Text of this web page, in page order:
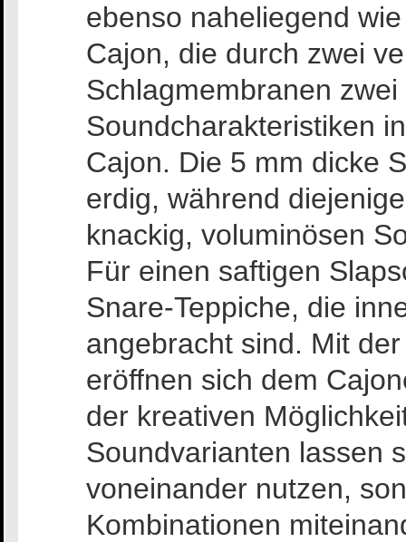
ebenso naheliegend
Cajon, die durch zwei
Schlagmembranen
Soundcharakteristiken
Cajon. Die 5 mm dicke
erdig, während
knackig, voluminösen
Für einen saftigen
Snare-Teppiche, die
angebracht sind. Mit
eröffnen sich dem
der kreativen
Soundvarianten lassen
voneinander nutzen,
Kombinationen